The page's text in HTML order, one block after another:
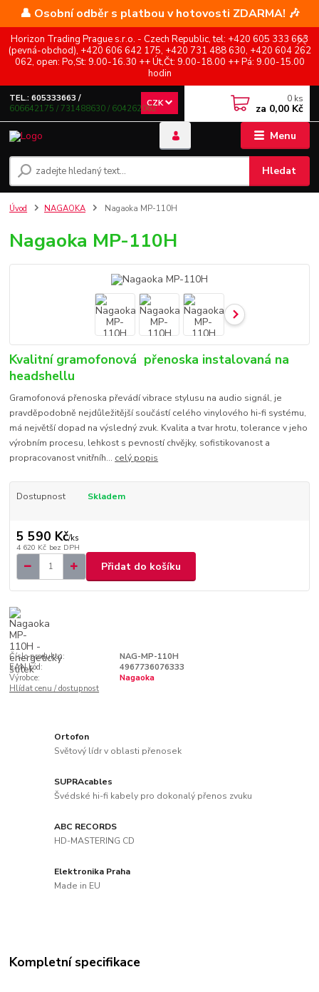
👤 Osobní odběr s platbou v hotovosti ZDARMA! 🎶
Horizon Trading Prague s.r.o. - Czech Republic, tel: +420 605 333 663
(pevná-obchod), +420 606 642 175, +420 731 488 630, +420 604 262
062, open: Po,St: 9.00-16.30 ++ Út,Čt: 9.00-18.00 ++ Pá: 9.00-15.00
hodin
Menu
CZK
Hledat
TEL.: 605333663 /
606642175 / 731488630 / 604262062
0 ks
za 0,00 Kč
Úvod NAGAOKA Nagaoka MP-110H
Nagaoka MP-110H
Kvalitní gramofonová přenoska instalovaná na
headshellu
Gramofonová přenoska převádí vibrace stylusu na audio signál, je
pravděpodobně nejdůležitější součástí celého vinylového hi-fi systému,
má největší dopad na výsledný zvuk. Kvalita a tvar hrotu, tolerance v jeho
výrobním procesu, lehkost s pevností chvějky, sofistikovanost a
propracovanost vnitřníh... celý popis
Dostupnost Skladem
5 590 Kč/ks
4 620 Kč bez DPH
Přidat do košíku
Číslo produktu:
NAG-MP-110H
EAN kód:
4967736076333
Výrobce:
Nagaoka
Hlídat cenu / dostupnost
Ortofon
Světový lídr v oblasti přenosek
SUPRAcables
Švédské hi-fi kabely pro dokonalý přenos zvuku
ABC RECORDS
HD-MASTERING CD
Elektronika Praha
Made in EU
Kompletní specifikace